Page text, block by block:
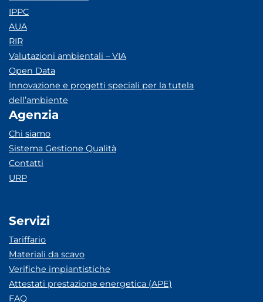
IPPC
AUA
RIR
Valutazioni ambientali – VIA
Open Data
Innovazione e progetti speciali per la tutela
dell’ambiente
Agenzia
Chi siamo
Sistema Gestione Qualità
Contatti
URP
Servizi
Tariffario
Materiali da scavo
Verifiche impiantistiche
Attestati prestazione energetica (APE)
FAQ